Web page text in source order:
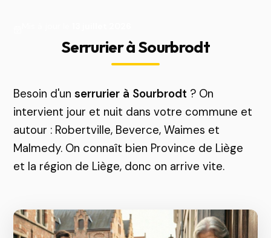
Serrurier à Sourbrodt
Besoin d'unserrurier à Sourbrodt ? On
intervient jour et nuit dans votre commune et
autour : Robertville, Beverce, Waimes et
Malmedy. On connaît bien Province de Liège
et la région de Liège, donc on arrive vite.